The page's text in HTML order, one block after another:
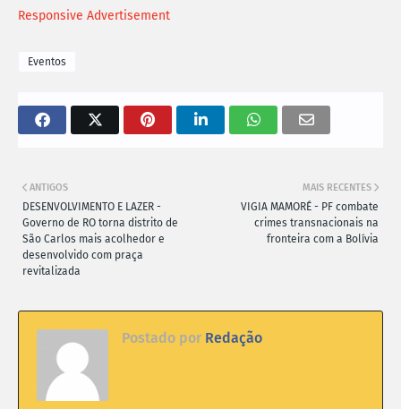
Responsive Advertisement
Eventos
MAIS RECENTES
VIGIA MAMORÉ - PF combate
crimes transnacionais na
fronteira com a Bolívia
ANTIGOS
DESENVOLVIMENTO E LAZER -
Governo de RO torna distrito de
São Carlos mais acolhedor e
desenvolvido com praça
revitalizada
Postado por Redação